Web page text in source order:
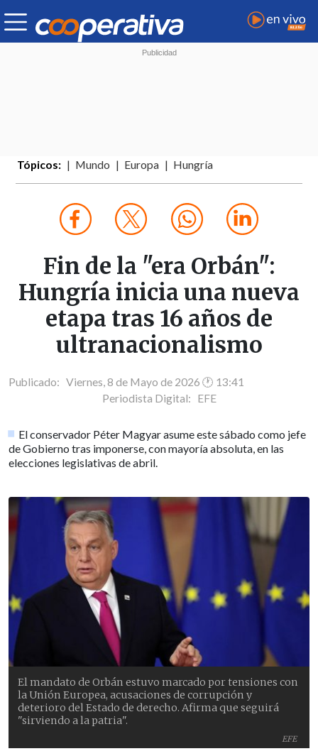
Tópicos: Mundo Europa Hungría
Fin de la "era Orbán":
Hungría inicia una nueva
etapa tras 16 años de
ultranacionalismo
Publicado: Viernes, 8 de Mayo de 2026 🕐 13:41
Periodista Digital: EFE
El conservador Péter Magyar asume este sábado como jefe
de Gobierno tras imponerse, con mayoría absoluta, en las
elecciones legislativas de abril.
EFE
El mandato de Orbán estuvo marcado por tensiones con
la Unión Europea, acusaciones de corrupción y
deterioro del Estado de derecho. Afirma que seguirá
"sirviendo a la patria".